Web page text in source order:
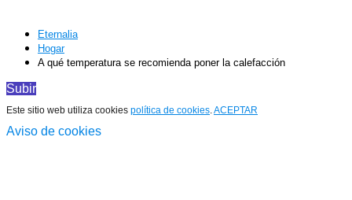
Eternalia
Hogar
A qué temperatura se recomienda poner la calefacción
Subir
Este sitio web utiliza cookies política de cookies.ACEPTAR
Aviso de cookies